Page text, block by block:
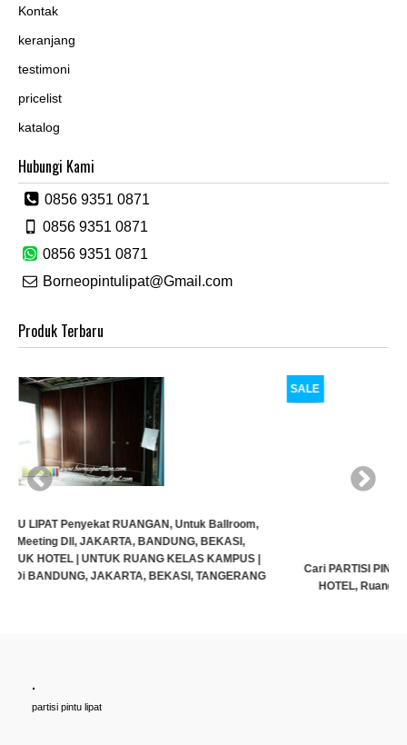
Kontak
keranjang
testimoni
pricelist
katalog
Hubungi Kami
0856 9351 0871
0856 9351 0871
0856 9351 0871
Borneopintulipat@Gmail.com
Produk Terbaru
SALE
Cari PARTISI PINTU LIPAT Penyekat RUANGAN, Untuk Ballroom,
HOTEL, Ruang Meeting Dll, JAKARTA, BANDUNG, BEKASI,
.
partisi pintu lipat